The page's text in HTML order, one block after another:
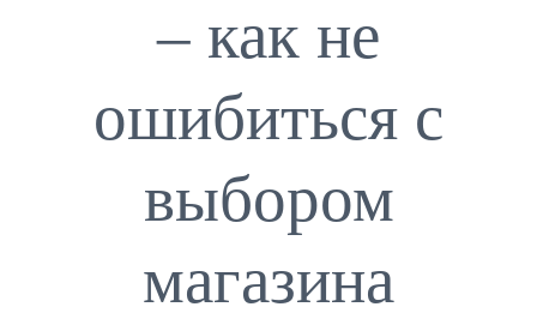
– как не
ошибиться с
выбором
магазина